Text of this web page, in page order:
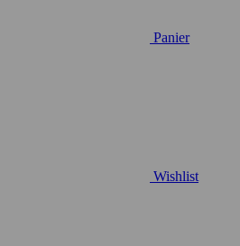
Panier
Wishlist